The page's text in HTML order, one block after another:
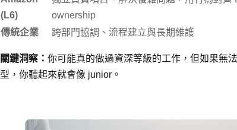
(L6)
ownership
傳統企業
跨部門協調、流程建立與長期維護
關鍵洞察： 你可能真的做過資深等級的工作，但如果無
型，你聽起來就會像 junior。